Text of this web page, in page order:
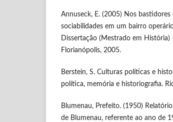
Annuseck, E. (2005) Nos
sociabilidades em um bairro
Dissertação (Mestrado em História)
Florianópolis, 2005.
Berstein, S. Culturas políticas e
política, memória e historiografia.
Blumenau, Prefeito. (1950)
de Blumenau, referente ao ano de